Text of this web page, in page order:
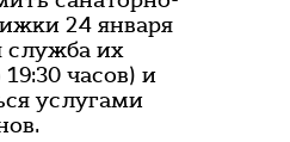
24 января
служба их
часов) и
услугами